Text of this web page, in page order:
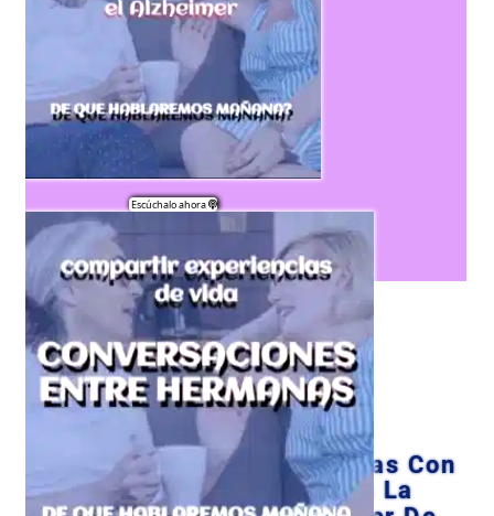
Escúchalo ahora
Comparte Tus Experiencias Con
Nosotros Y Regálanos La